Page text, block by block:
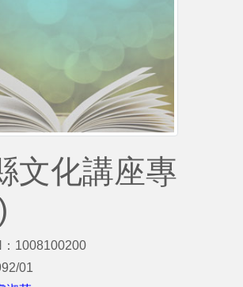
文化講座專
1008100200
01